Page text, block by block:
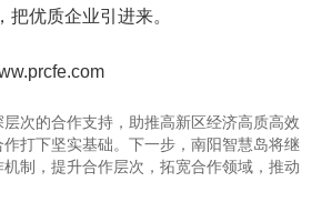
优质企业引进来。
次的合作支持，助推高新区经济高质高效
打下坚实基础。下一步，南阳智慧岛将继
制，提升合作层次，拓宽合作领域，推动